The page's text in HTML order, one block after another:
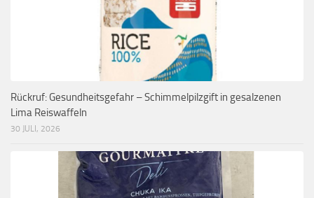
Rückruf: Gesundheitsgefahr – Schimmelpilzgift in gesalzenen
Lima Reiswaffeln
30 JULI, 2026